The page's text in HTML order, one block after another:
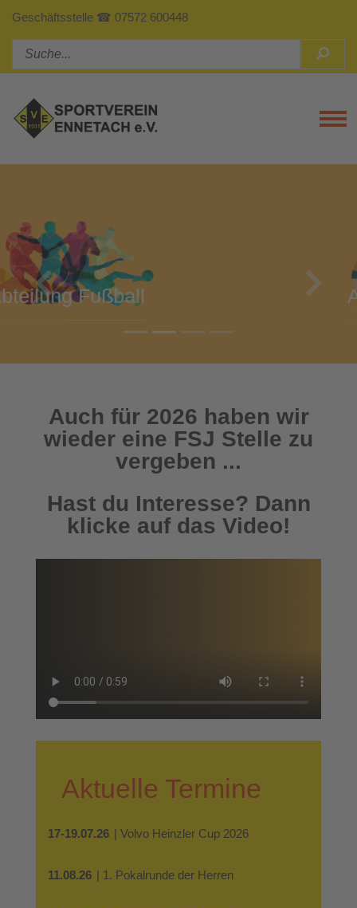
Geschäftsstelle ☎ 07572 600448
Abteilung Turnen
Previous Next
Auch für 2026 haben wir
wieder eine FSJ Stelle zu
vergeben ...
Hast du Interesse? Dann
klicke auf das Video!
Aktuelle Termine
17-19.07.26 | Volvo Heinzler Cup 2026
11.08.26 | 1. Pokalrunde der Herren